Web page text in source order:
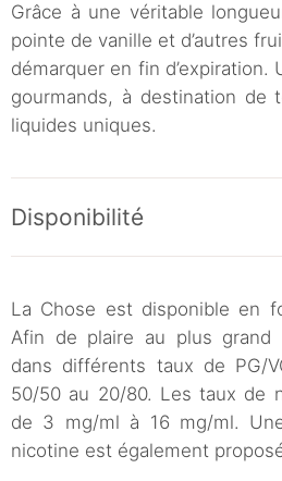
Grâce à une véritable
pointe de vanille et d’autres
démarquer en fin d’expiration.
gourmands, à destination de
liquides uniques.
Disponibilité
La Chose est disponible en
Afin de plaire au plus grand
dans différents taux de PG/
50/50 au 20/80. Les taux de
de 3 mg/ml à 16 mg/ml.
nicotine est également